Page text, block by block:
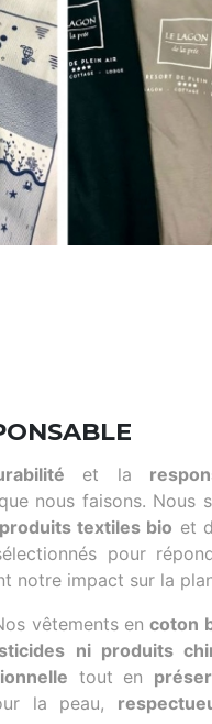
et la
nous faisons. Nous
produits textiles bio et
pour
notre impact sur la
vêtements encoton
ni produits
tout en
la peau,